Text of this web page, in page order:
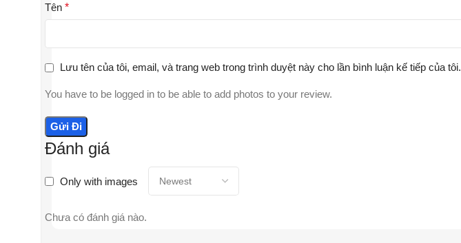
Đánh giá
Only with images
Chưa có đánh giá nào.
Tên *
Lưu tên của tôi, email, và trang web trong trình duyệt này cho lần bình luận kế tiếp của tôi.
You have to be logged in to be able to add photos to your review.